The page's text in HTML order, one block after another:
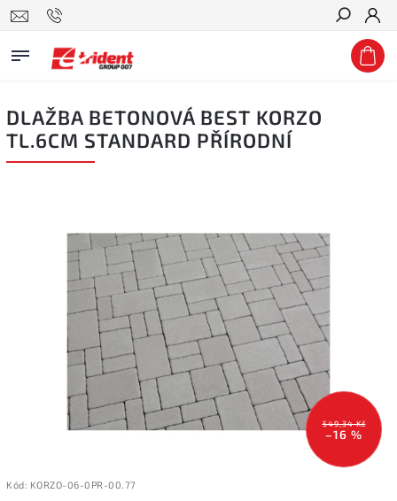
Hledat
DLAŽBA BETONOVÁ BEST KORZO
TL.6CM STANDARD PŘÍRODNÍ
549,34 Kč
–16 %
Kód: KORZO-06-0PR-00.77